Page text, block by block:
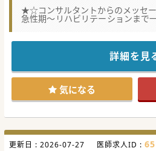
★☆コンサルタントからのメッセ
急性期～リハビリテーションまで
ります！
ご勤務条件等ご相談に応じますの
#秋入職可
詳細を見
気になる
更新日 : 2026-07-27 医師求人ID :